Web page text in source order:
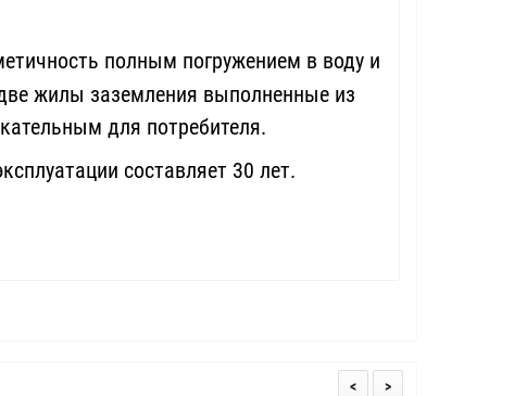
полным погружением в воду и
жилы заземления выполненные из
для потребителя.
составляет 30 лет.
< >